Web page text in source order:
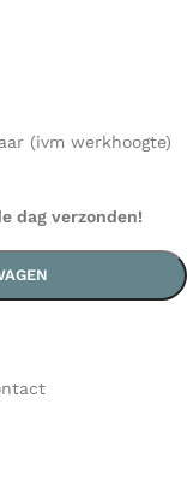
(ivm werkhoogte)
dag verzonden!